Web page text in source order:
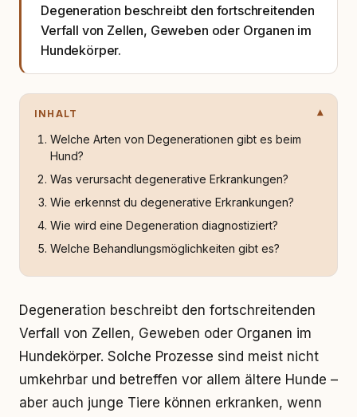
Degeneration beschreibt den fortschreitenden
Verfall von Zellen, Geweben oder Organen im
Hundekörper.
INHALT
Welche Arten von Degenerationen gibt es beim
Hund?
Was verursacht degenerative Erkrankungen?
Wie erkennst du degenerative Erkrankungen?
Wie wird eine Degeneration diagnostiziert?
Welche Behandlungsmöglichkeiten gibt es?
Degeneration beschreibt den fortschreitenden
Verfall von Zellen, Geweben oder Organen im
Hundekörper. Solche Prozesse sind meist nicht
umkehrbar und betreffen vor allem ältere Hunde –
aber auch junge Tiere können erkranken, wenn